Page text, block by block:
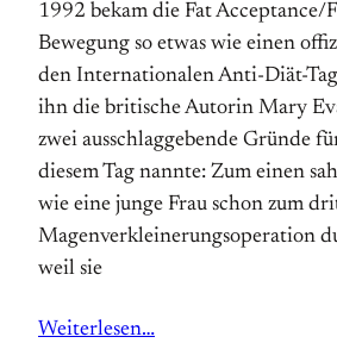
1992 bekam die Fat Acceptance/
Bewegung so etwas wie einen
den Internationalen Anti-Diät-
ihn die britische Autorin Mary
zwei ausschlaggebende Gründe
diesem Tag nannte: Zum einen
wie eine junge Frau schon zum
Magen­verkleinerungs­operation
weil sie
Weiterlesen…